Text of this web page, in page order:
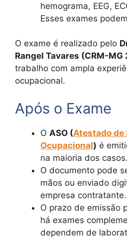
hemograma, EEG,
Esses exames
O exame é realizado pelo
Rangel Tavares (CRM-MG
trabalho com ampla
ocupacional.
Após o Exame
O ASO (Atestado de
Ocupacional) é
na maioria dos casos.
O documento pode
mãos ou enviado
empresa contratante.
O prazo de emissão
há exames
dependem de